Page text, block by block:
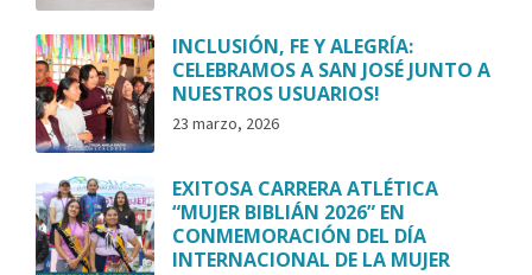
INCLUSIÓN, FE Y ALEGRÍA:
CELEBRAMOS A SAN JOSÉ JUNTO A
NUESTROS USUARIOS!
23 marzo, 2026
EXITOSA CARRERA ATLÉTICA
“MUJER BIBLIÁN 2026” EN
CONMEMORACIÓN DEL DÍA
INTERNACIONAL DE LA MUJER